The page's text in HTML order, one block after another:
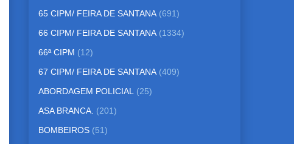
65 CIPM/ FEIRA DE SANTANA (691)
66 CIPM/ FEIRA DE SANTANA (1334)
66ª CIPM (12)
67 CIPM/ FEIRA DE SANTANA (409)
ABORDAGEM POLICIAL (25)
ASA BRANCA. (201)
BOMBEIROS (51)